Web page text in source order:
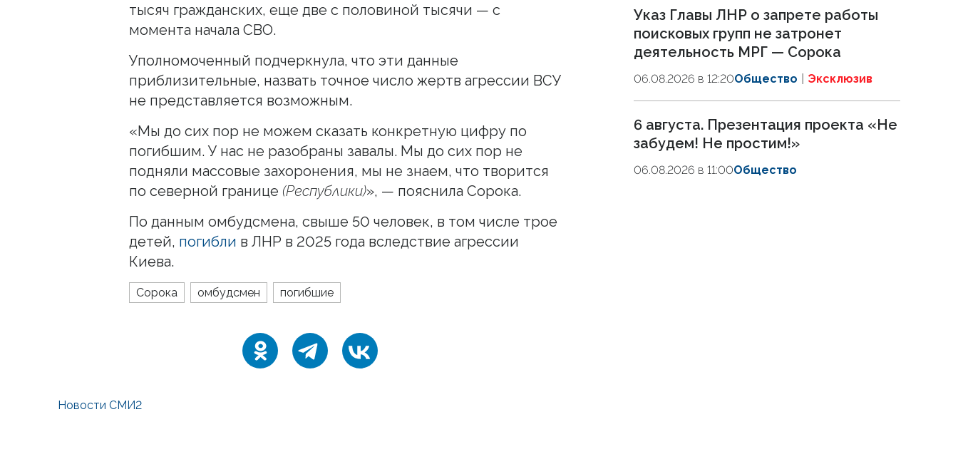
тысяч гражданских, еще две с половиной тысячи — с
момента начала СВО.
Уполномоченный подчеркнула, что эти данные
приблизительные, назвать точное число жертв агрессии ВСУ
не представляется возможным.
«Мы до сих пор не можем сказать конкретную цифру по
погибшим. У нас не разобраны завалы. Мы до сих пор не
подняли массовые захоронения, мы не знаем, что творится
по северной границе (Республики)», — пояснила Сорока.
По данным омбудсмена, свыше 50 человек, в том числе трое
детей, погибли в ЛНР в 2025 года вследствие агрессии
Киева.
Сорока омбудсмен погибшие
Указ Главы ЛНР о запрете работы
поисковых групп не затронет
деятельность МРГ — Сорока
06.08.2026 в 12:20Общество Эксклюзив
6 августа. Презентация проекта «Не
забудем! Не простим!»
06.08.2026 в 11:00Общество
Новости СМИ2